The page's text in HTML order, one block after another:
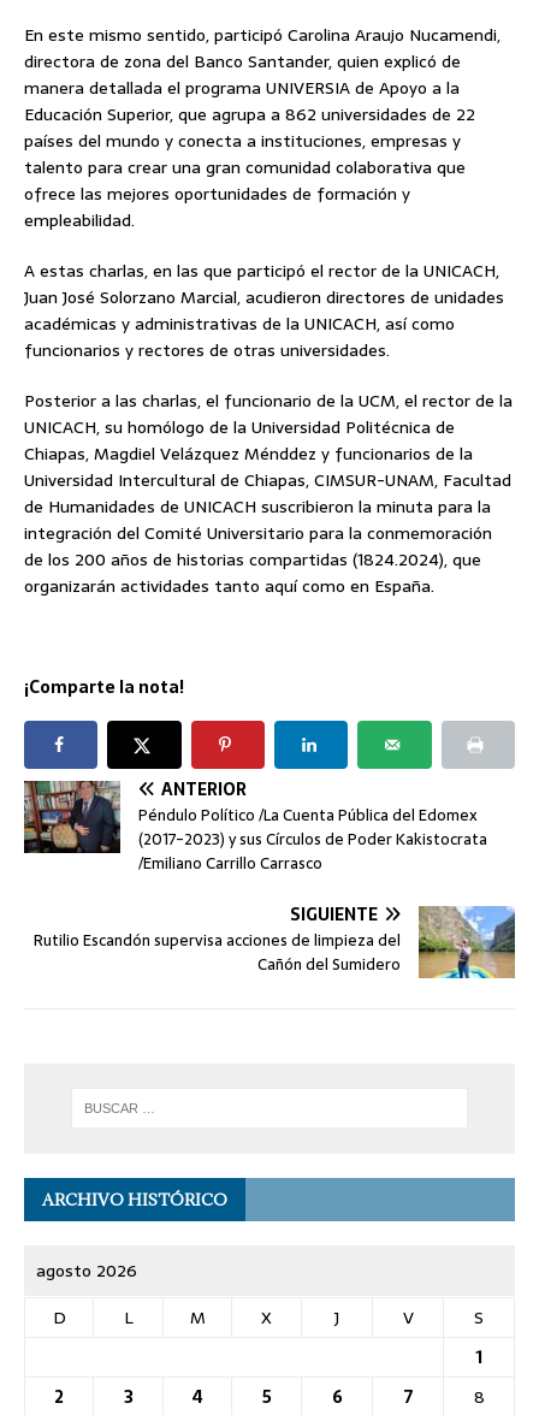
En este mismo sentido, participó Carolina Araujo Nucamendi,
directora de zona del Banco Santander, quien explicó de
manera detallada el programa UNIVERSIA de Apoyo a la
Educación Superior, que agrupa a 862 universidades de 22
países del mundo y conecta a instituciones, empresas y
talento para crear una gran comunidad colaborativa que
ofrece las mejores oportunidades de formación y
empleabilidad.
A estas charlas, en las que participó el rector de la UNICACH,
Juan José Solorzano Marcial, acudieron directores de unidades
académicas y administrativas de la UNICACH, así como
funcionarios y rectores de otras universidades.
Posterior a las charlas, el funcionario de la UCM, el rector de la
UNICACH, su homólogo de la Universidad Politécnica de
Chiapas, Magdiel Velázquez Ménddez y funcionarios de la
Universidad Intercultural de Chiapas, CIMSUR-UNAM, Facultad
de Humanidades de UNICACH suscribieron la minuta para la
integración del Comité Universitario para la conmemoración
de los 200 años de historias compartidas (1824.2024), que
organizarán actividades tanto aquí como en España.
¡Comparte la nota!
ANTERIOR
Péndulo Político /La Cuenta Pública del Edomex
(2017-2023) y sus Círculos de Poder Kakistocrata
/Emiliano Carrillo Carrasco
SIGUIENTE
Rutilio Escandón supervisa acciones de limpieza del
Cañón del Sumidero
ARCHIVO HISTÓRICO
agosto 2026
D
L M X J V
S
1
2
3 4 5 6 7
8